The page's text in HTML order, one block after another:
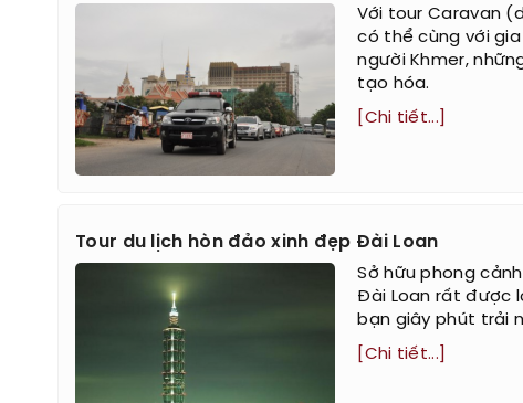
Với tour Caravan
có thể cùng với
người Khmer,
tạo hóa.
[Chi tiết...]
Tour du lịch hòn đảo xinh đẹp Đài Loan
Sở hữu phong
Đài Loan rất được
bạn giây phút trải
[Chi tiết...]